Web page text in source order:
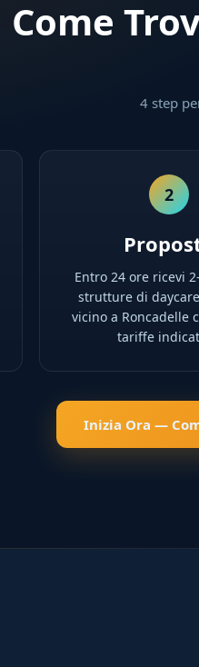
Come
4 step
2
Entro 24 ore ricevi
strutture di
vicino a Roncadelle
tariffe
Inizia Ora —